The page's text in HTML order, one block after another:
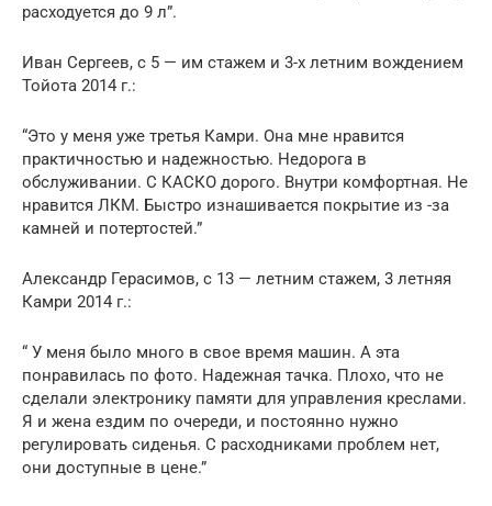
расходуется до 9 л”.
Иван Сергеев, с 5 — им стажем и 3-х летним вождением
Тойота 2014 г.:
“Это у меня уже третья Камри. Она мне нравится
практичностью и надежностью. Недорога в
обслуживании. С КАСКО дорого. Внутри комфортная. Не
нравится ЛКМ. Быстро изнашивается покрытие из -за
камней и потертостей.”
Александр Герасимов, с 13 — летним стажем, 3 летняя
Камри 2014 г.:
“ У меня было много в свое время машин. А эта
понравилась по фото. Надежная тачка. Плохо, что не
сделали электронику памяти для управления креслами.
Я и жена ездим по очереди, и постоянно нужно
регулировать сиденья. С расходниками проблем нет,
они доступные в цене.”